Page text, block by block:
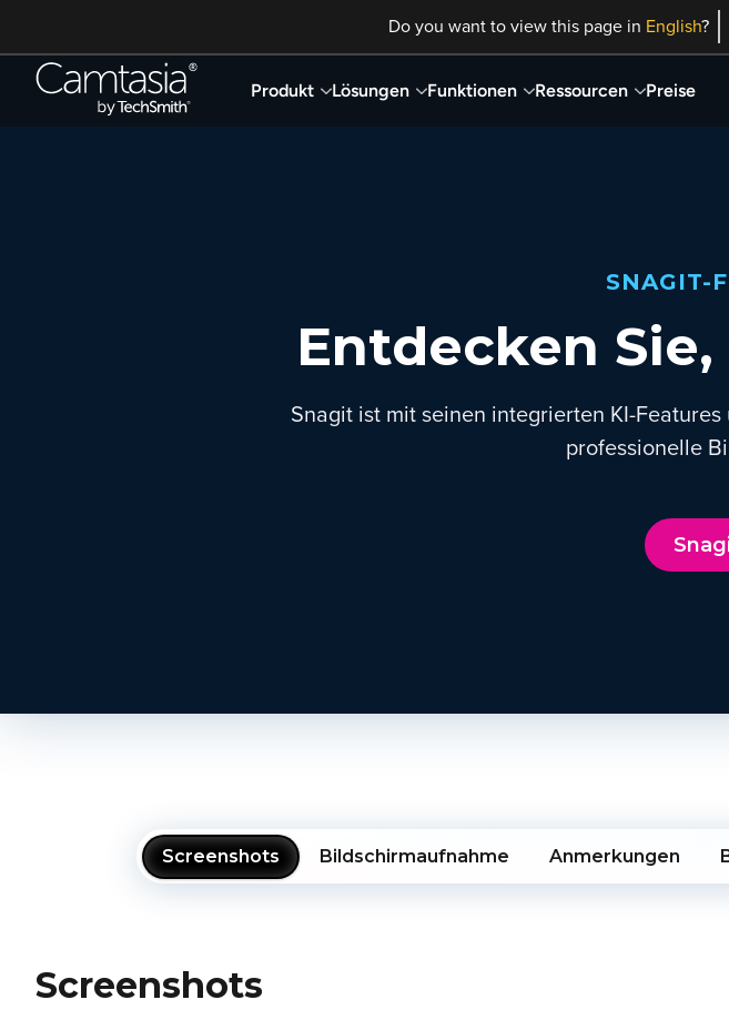
Inhalt
Do you want to view this page in English?
Produkt Lösungen Funktionen Ressourcen Preise
SNAGIT-
Entdecken
Snagit ist mit seinen integrierten KI-
professionelle
Screenshots Bildschirmaufnahme Anmerkungen
Screenshots